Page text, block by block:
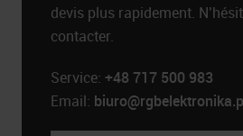
devis plus rapidement.
contacter.
Service: +48 717 500 983
Email: